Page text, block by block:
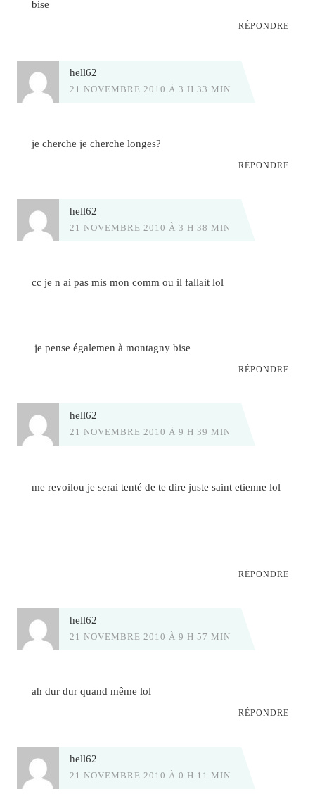
bise
RÉPONDRE
hell62
21 NOVEMBRE 2010 À 3 H 33 MIN
je cherche je cherche longes?
RÉPONDRE
hell62
21 NOVEMBRE 2010 À 3 H 38 MIN
cc je n ai pas mis mon comm ou il fallait lol
je pense égalemen à montagny bise
RÉPONDRE
hell62
21 NOVEMBRE 2010 À 9 H 39 MIN
me revoilou je serai tenté de te dire juste saint etienne lol
RÉPONDRE
hell62
21 NOVEMBRE 2010 À 9 H 57 MIN
ah dur dur quand même lol
RÉPONDRE
hell62
21 NOVEMBRE 2010 À 0 H 11 MIN